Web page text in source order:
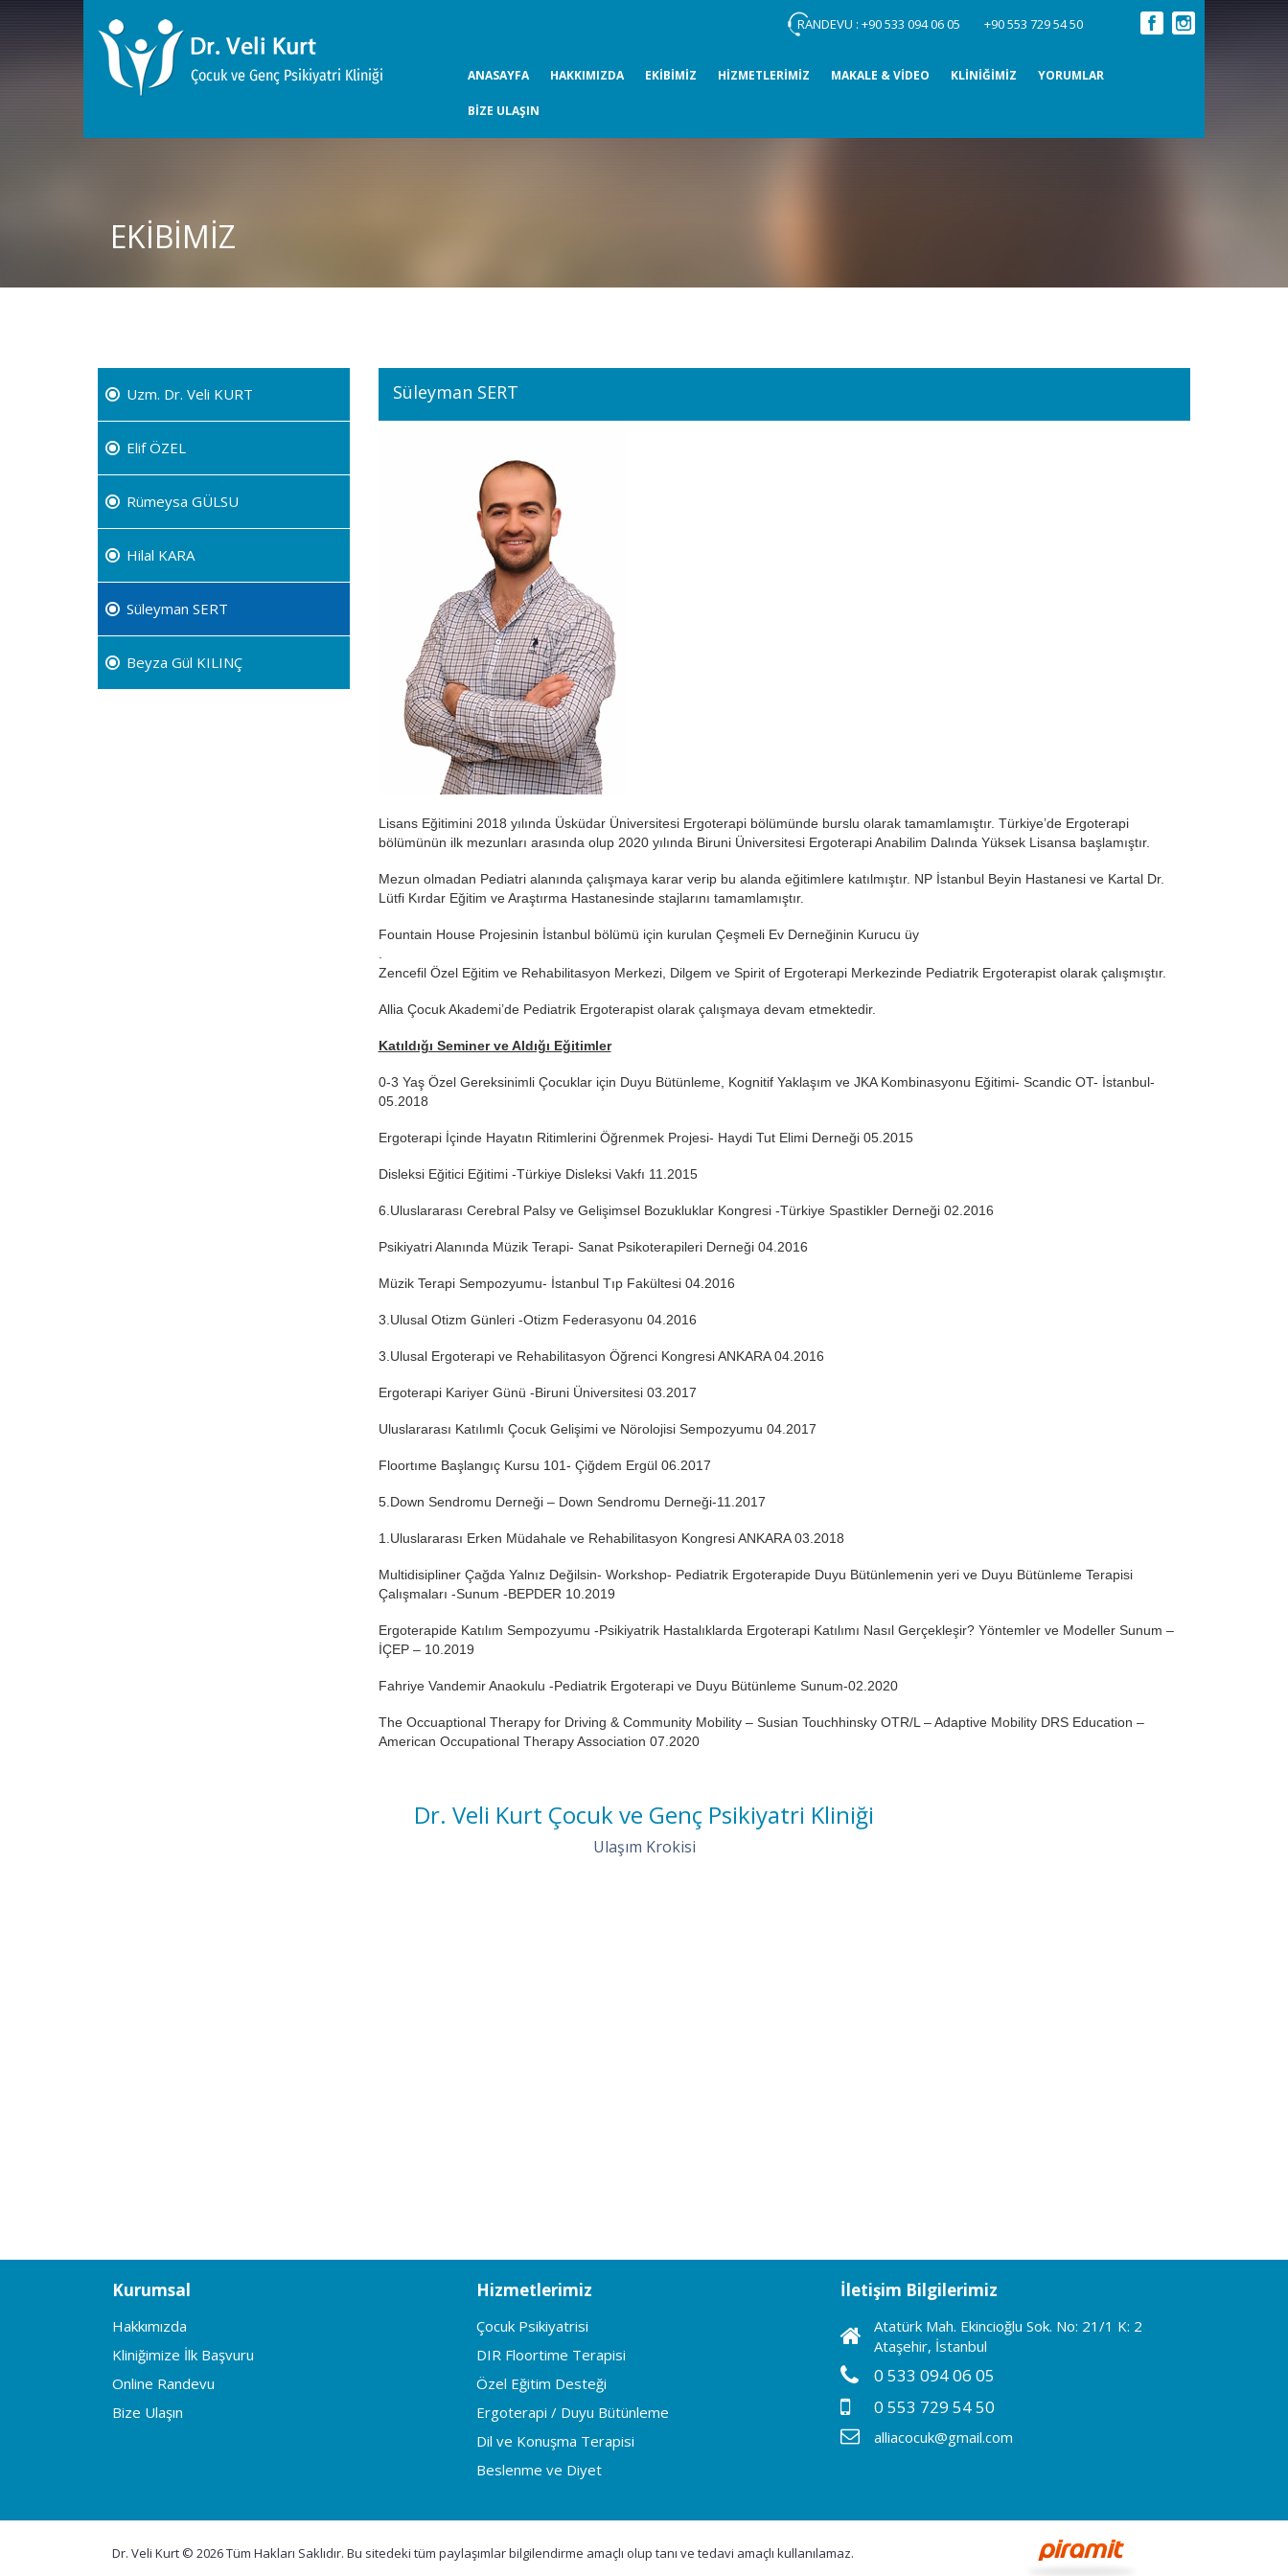
RANDEVU : +90 533 094 06 05 +90 553 729 54 50
ANASAYFA HAKKIMIZDA EKİBİMİZ HİZMETLERİMİZ MAKALE & VİDEO KLİNİĞİMİZ YORUMLAR
BİZE ULAŞIN
EKİBİMİZ
Uzm. Dr. Veli KURT
Elif ÖZEL
Rümeysa GÜLSU
Hilal KARA
Süleyman SERT
Beyza Gül KILINÇ
Süleyman SERT
Lisans Eğitimini 2018 yılında Üsküdar Üniversitesi Ergoterapi bölümünde burslu olarak tamamlamıştır. Türkiye’de Ergoterapi
bölümünün ilk mezunları arasında olup 2020 yılında Biruni Üniversitesi Ergoterapi Anabilim Dalında Yüksek Lisansa başlamıştır.
Mezun olmadan Pediatri alanında çalışmaya karar verip bu alanda eğitimlere katılmıştır. NP İstanbul Beyin Hastanesi ve Kartal Dr.
Lütfi Kırdar Eğitim ve Araştırma Hastanesinde stajlarını tamamlamıştır.
Fountain House Projesinin İstanbul bölümü için kurulan Çeşmeli Ev Derneğinin Kurucu üy
Zencefil Özel Eğitim ve Rehabilitasyon Merkezi, Dilgem ve Spirit of Ergoterapi Merkezinde Pediatrik Ergoterapist olarak çalışmıştır.
Allia Çocuk Akademi’de Pediatrik Ergoterapist olarak çalışmaya devam etmektedir.
Katıldığı Seminer ve Aldığı Eğitimler
0-3 Yaş Özel Gereksinimli Çocuklar için Duyu Bütünleme, Kognitif Yaklaşım ve JKA Kombinasyonu Eğitimi- Scandic OT- İstanbul-
05.2018
Ergoterapi İçinde Hayatın Ritimlerini Öğrenmek Projesi- Haydi Tut Elimi Derneği 05.2015
Disleksi Eğitici Eğitimi -Türkiye Disleksi Vakfı 11.2015
6.Uluslararası Cerebral Palsy ve Gelişimsel Bozukluklar Kongresi -Türkiye Spastikler Derneği 02.2016
Psikiyatri Alanında Müzik Terapi- Sanat Psikoterapileri Derneği 04.2016
Müzik Terapi Sempozyumu- İstanbul Tıp Fakültesi 04.2016
3.Ulusal Otizm Günleri -Otizm Federasyonu 04.2016
3.Ulusal Ergoterapi ve Rehabilitasyon Öğrenci Kongresi ANKARA 04.2016
Ergoterapi Kariyer Günü -Biruni Üniversitesi 03.2017
Uluslararası Katılımlı Çocuk Gelişimi ve Nörolojisi Sempozyumu 04.2017
Floortıme Başlangıç Kursu 101- Çiğdem Ergül 06.2017
5.Down Sendromu Derneği – Down Sendromu Derneği-11.2017
1.Uluslararası Erken Müdahale ve Rehabilitasyon Kongresi ANKARA 03.2018
Multidisipliner Çağda Yalnız Değilsin- Workshop- Pediatrik Ergoterapide Duyu Bütünlemenin yeri ve Duyu Bütünleme Terapisi
Çalışmaları -Sunum -BEPDER 10.2019
Ergoterapide Katılım Sempozyumu -Psikiyatrik Hastalıklarda Ergoterapi Katılımı Nasıl Gerçekleşir? Yöntemler ve Modeller Sunum –
İÇEP – 10.2019
Fahriye Vandemir Anaokulu -Pediatrik Ergoterapi ve Duyu Bütünleme Sunum-02.2020
The Occuaptional Therapy for Driving & Community Mobility – Susian Touchhinsky OTR/L – Adaptive Mobility DRS Education –
American Occupational Therapy Association 07.2020
Dr. Veli Kurt Çocuk ve Genç Psikiyatri Kliniği
Ulaşım Krokisi
Kurumsal
Hakkımızda
Kliniğimize İlk Başvuru
Online Randevu
Bize Ulaşın
Hizmetlerimiz
Çocuk Psikiyatrisi
DIR Floortime Terapisi
Özel Eğitim Desteği
Ergoterapi / Duyu Bütünleme
Dil ve Konuşma Terapisi
Beslenme ve Diyet
İletişim Bilgilerimiz
Atatürk Mah. Ekincioğlu Sok. No: 21/1 K: 2
Ataşehir, İstanbul
0 533 094 06 05
0 553 729 54 50
alliacocuk@gmail.com
Dr. Veli Kurt © 2026 Tüm Hakları Saklıdır. Bu sitedeki tüm paylaşımlar bilgilendirme amaçlı olup tanı ve tedavi amaçlı kullanılamaz.